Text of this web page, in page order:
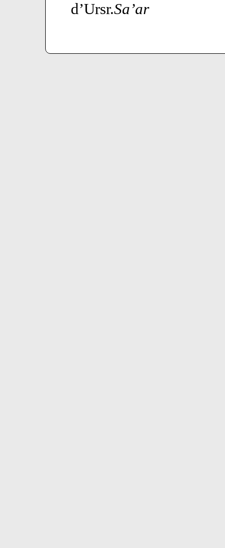
d’Ursr.Sa’ar